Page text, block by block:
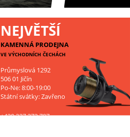
NEJVĚTŠÍ
KAMENNÁ PRODEJNA
VE VÝCHODNÍCH ČECHÁCH
Průmyslová 1292
506 01 Jičín
Po-Ne: 8:00-19:00
Státní svátky: Zavřeno
+420 227 272 797